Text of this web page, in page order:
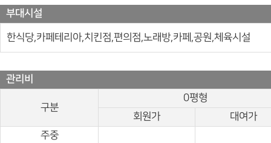
부대시설
한식당,카페테리아,치킨점,편의점,노래방,카페,공원,체육시설
관리비
구분
0평형
회원가
대여가
주중